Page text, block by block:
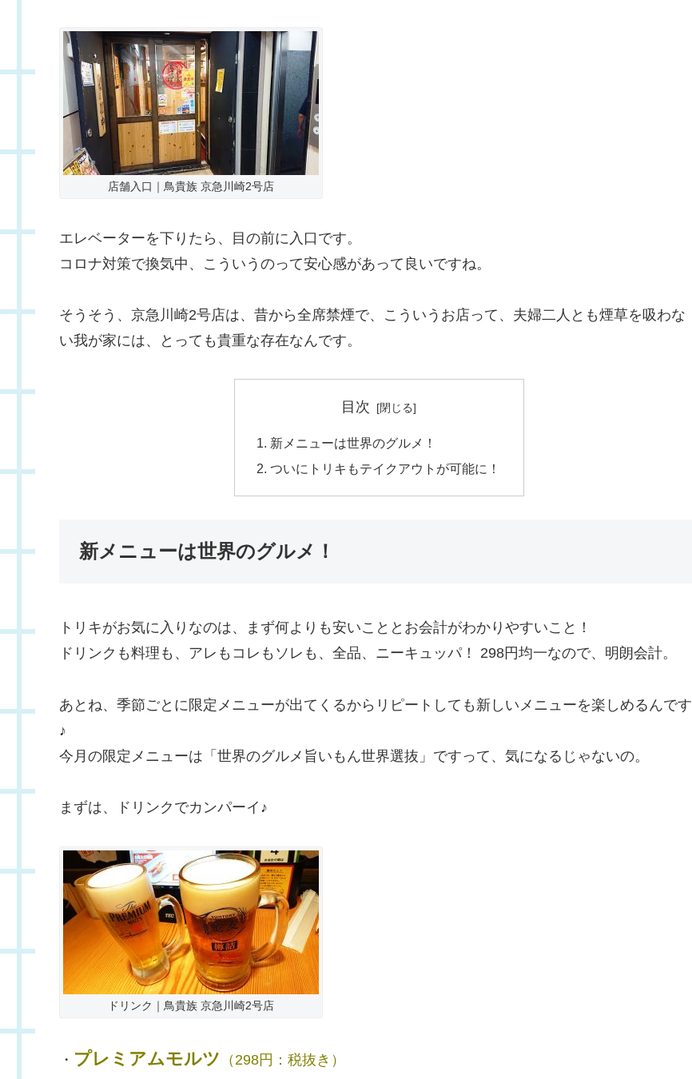
店舗入口｜鳥貴族 京急川崎2号店
エレベーターを下りたら、目の前に入口です。
コロナ対策で換気中、こういうのって安心感があって良いですね。
そうそう、京急川崎2号店は、昔から全席禁煙で、こういうお店って、夫婦二人とも煙草を吸わな
い我が家には、とっても貴重な存在なんです。
目次
新メニューは世界のグルメ！
ついにトリキもテイクアウトが可能に！
新メニューは世界のグルメ！
トリキがお気に入りなのは、まず何よりも安いこととお会計がわかりやすいこと！
ドリンクも料理も、アレもコレもソレも、全品、ニーキュッパ！ 298円均一なので、明朗会計。
あとね、季節ごとに限定メニューが出てくるからリピートしても新しいメニューを楽しめるんです
♪
今月の限定メニューは「世界のグルメ旨いもん世界選抜」ですって、気になるじゃないの。
まずは、ドリンクでカンパーイ♪
ドリンク｜鳥貴族 京急川崎2号店
・ プレミアムモルツ （298円：税抜き）